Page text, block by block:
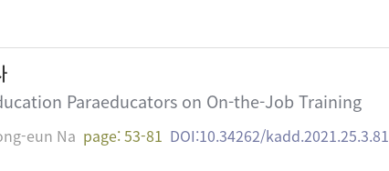
Paraeducators on On-the-Job Training
eun Na page: 53-81 DOI:10.34262/kadd.2021.25.3.81